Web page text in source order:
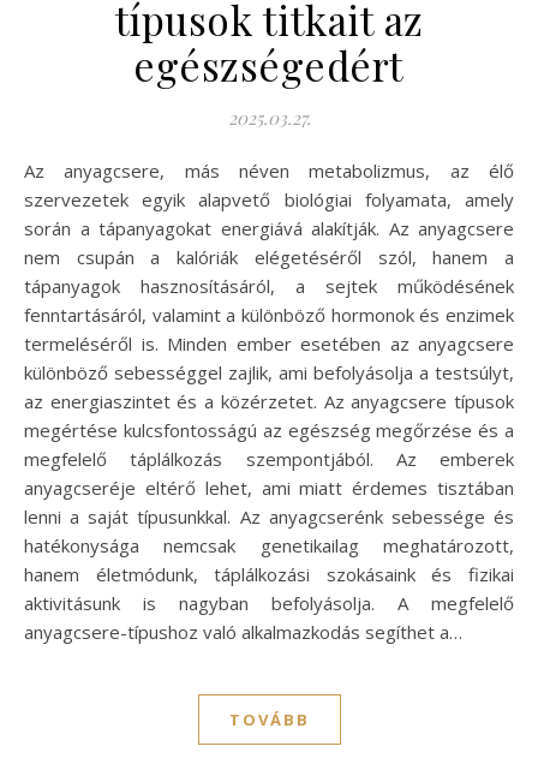
típusok titkait az
egészségedért
2025.03.27.
Az anyagcsere, más néven metabolizmus, az élő
szervezetek egyik alapvető biológiai folyamata, amely
során a tápanyagokat energiává alakítják. Az anyagcsere
nem csupán a kalóriák elégetéséről szól, hanem a
tápanyagok hasznosításáról, a sejtek működésének
fenntartásáról, valamint a különböző hormonok és enzimek
termeléséről is. Minden ember esetében az anyagcsere
különböző sebességgel zajlik, ami befolyásolja a testsúlyt,
az energiaszintet és a közérzetet. Az anyagcsere típusok
megértése kulcsfontosságú az egészség megőrzése és a
megfelelő táplálkozás szempontjából. Az emberek
anyagcseréje eltérő lehet, ami miatt érdemes tisztában
lenni a saját típusunkkal. Az anyagcserénk sebessége és
hatékonysága nemcsak genetikailag meghatározott,
hanem életmódunk, táplálkozási szokásaink és fizikai
aktivitásunk is nagyban befolyásolja. A megfelelő
anyagcsere-típushoz való alkalmazkodás segíthet a…
TOVÁBB